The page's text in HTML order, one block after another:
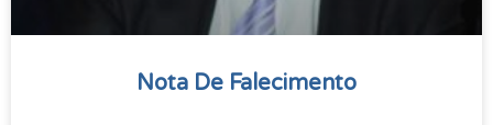
Nota De Falecimento